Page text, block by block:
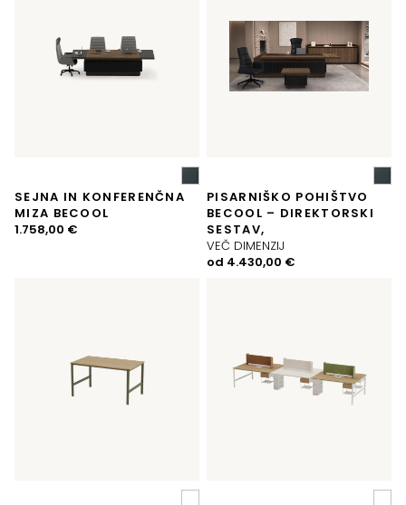
SEJNA IN KONFERENČNA
MIZA BECOOL
1.758,00 €
PISARNIŠKO POHIŠTVO
BECOOL – DIREKTORSKI
SESTAV,
VEČ DIMENZIJ
od 4.430,00 €